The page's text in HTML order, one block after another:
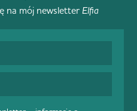
na mój newsletter Elfia